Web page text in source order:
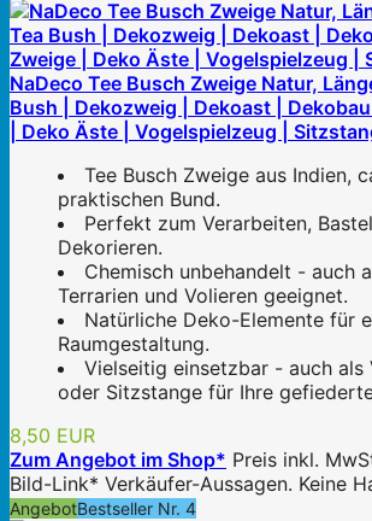
NaDeco Tee Busch Zweige Natur,
Bush | Dekozweig | Dekoast |
| Deko Äste | Vogelspielzeug |
Tee Busch Zweige aus Indien,
praktischen Bund.
Perfekt zum Verarbeiten,
Dekorieren.
Chemisch unbehandelt - auch
Terrarien und Volieren geeignet.
Natürliche Deko-Elemente für
Raumgestaltung.
Vielseitig einsetzbar - auch als
oder Sitzstange für Ihre
8,50 EUR
Zum Angebot im Shop* Preis inkl.
Bild-Link* Verkäufer-Aussagen. Keine
AngebotBestseller Nr. 4